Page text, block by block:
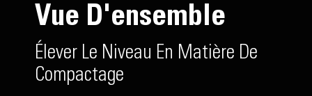
Vue D'ensemble
Élever Le Niveau En Matière De
Compactage